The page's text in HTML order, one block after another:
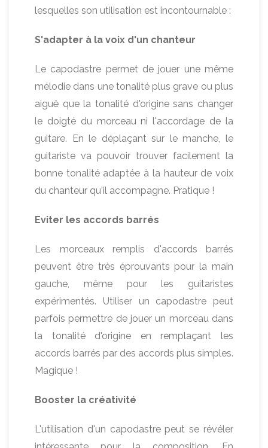
lesquelles son utilisation est incontournable :
S'adapter à la voix d'un chanteur
Le capodastre permet de jouer une même
mélodie dans une tonalité plus grave ou plus
aiguë que la tonalité d'origine sans changer
le doigté du morceau ni l'accordage de la
guitare. En le déplaçant sur le manche, le
guitariste va pouvoir trouver facilement la
bonne tonalité adaptée à la hauteur de voix
du chanteur qu'il accompagne. Pratique !
Eviter les accords barrés
Les morceaux remplis d'accords barrés
peuvent être très éprouvants pour la main
gauche, même pour les guitaristes
expérimentés. Utiliser un capodastre peut
parfois permettre de jouer un morceau dans
la tonalité d'origine en remplaçant les
accords barrés par des accords plus simples.
Magique !
Booster la créativité
L'utilisation d'un capodastre peut se révéler